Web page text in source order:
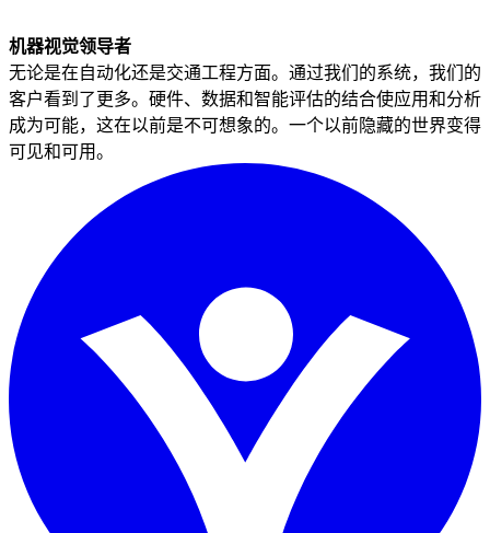
机器视觉领导者
无论是在自动化还是交通工程方面。通过我们的系统，我们的
客户看到了更多。硬件、数据和智能评估的结合使应用和分析
成为可能，这在以前是不可想象的。一个以前隐藏的世界变得
可见和可用。